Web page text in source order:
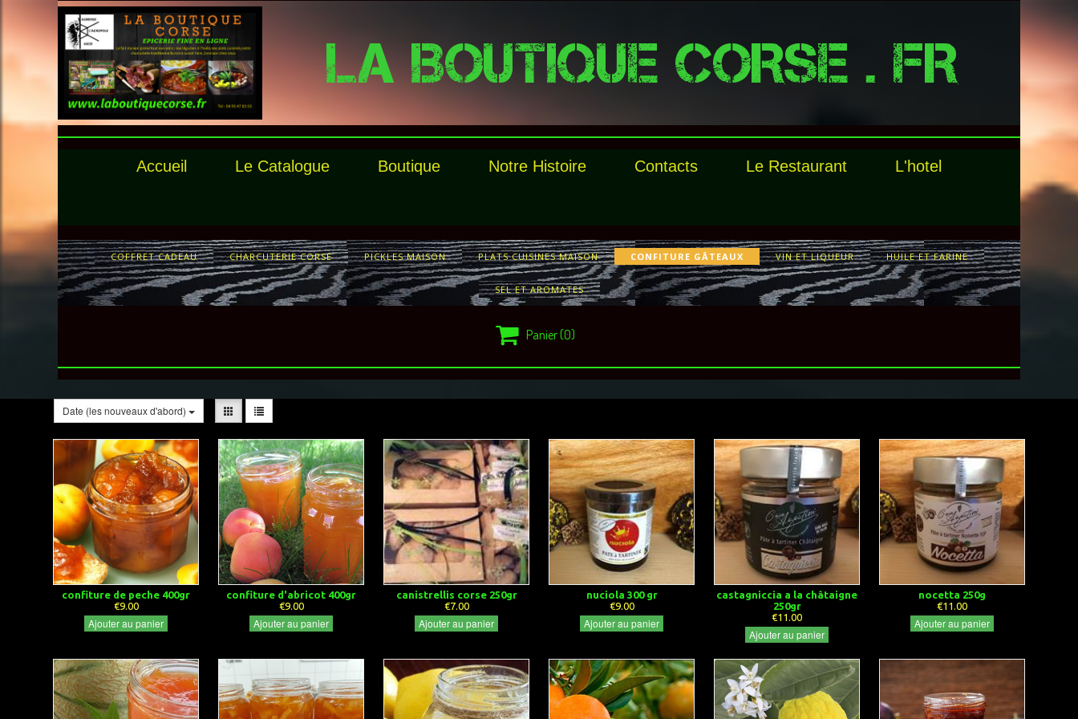
LA BOUTIQUE CORSE . FR
Accueil Le Catalogue Boutique Notre Histoire Contacts Le Restaurant L'hotel
COFFRET CADEAU CHARCUTERIE CORSE PICKLES MAISON PLATS CUISINES MAISON CONFITURE GÂTEAUX VIN ET LIQUEUR HUILE ET FARINE
SEL ET AROMATES
 Panier(0)
Date (les nouveaux d'abord)
confiture de peche 400gr
€9.00
Ajouter au panier
confiture d'abricot 400gr
€9.00
Ajouter au panier
canistrellis corse 250gr
€7.00
Ajouter au panier
nuciola 300 gr
€9.00
Ajouter au panier
castagniccia a la châtaigne
250gr
€11.00
Ajouter au panier
nocetta 250g
€11.00
Ajouter au panier